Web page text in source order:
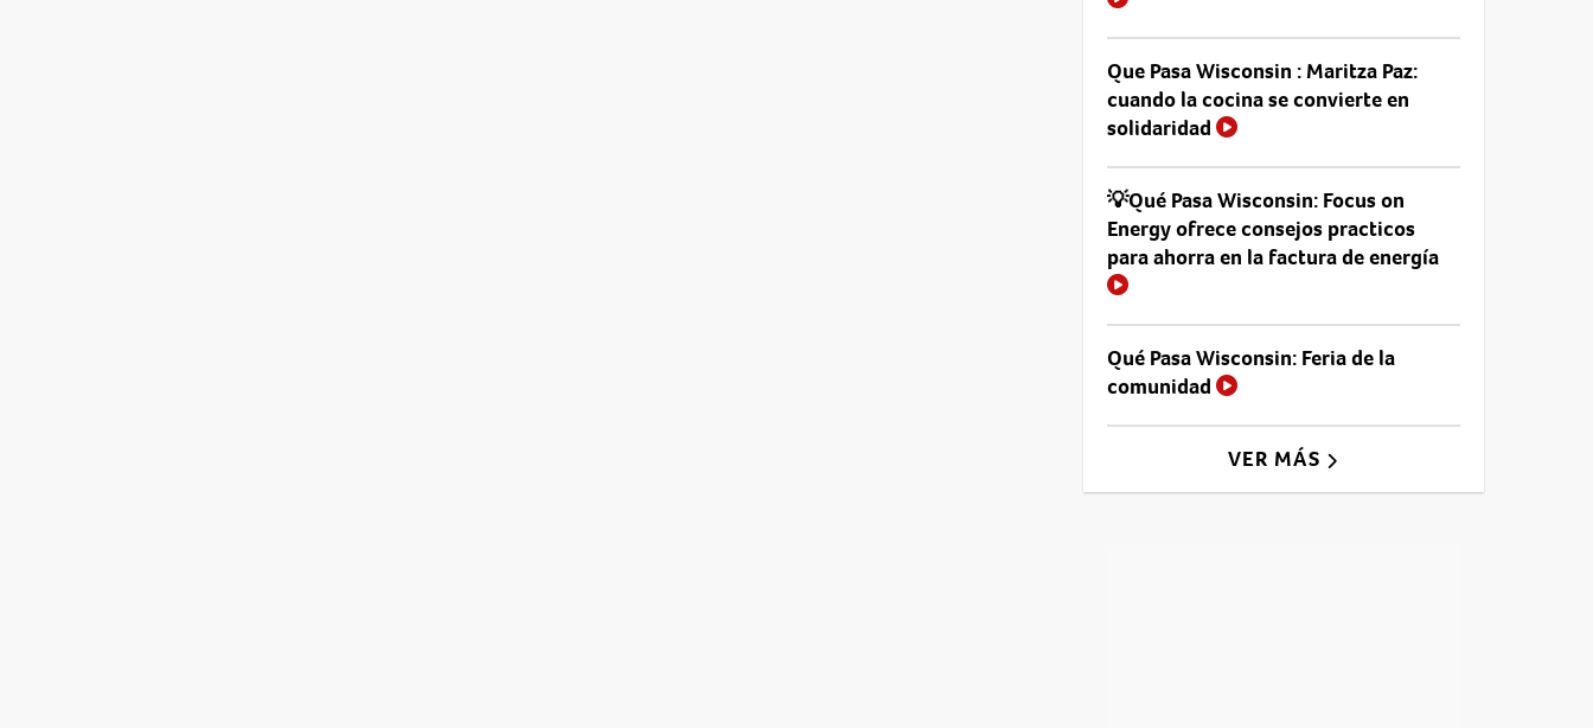
Que Pasa Wisconsin : Maritza Paz:
cuando la cocina se convierte en
solidaridad
💡Qué Pasa Wisconsin: Focus on
Energy ofrece consejos practicos
para ahorra en la factura de energía
Qué Pasa Wisconsin: Feria de la
comunidad
VER MÁS